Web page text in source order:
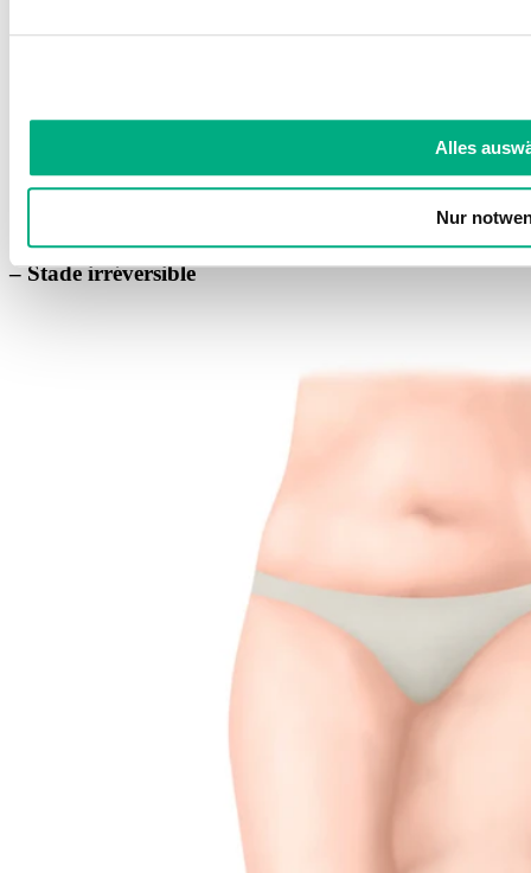
Alles
Nur
L'œdème ne se résorbe plus en procédant à une surélévation
Il n'est presque plus possible d'exercer une pression avec le
Stade III
– Stade irréversible